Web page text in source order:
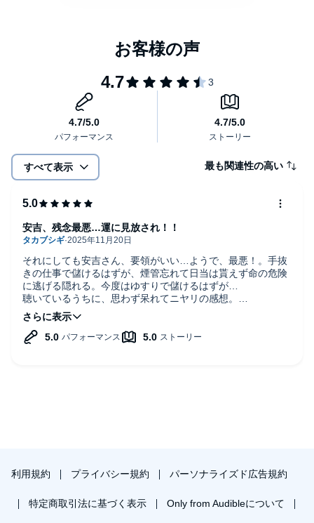
すべて表示 最も関連性の高い
それにしても安吉さん、要領がいい…ようで、最悪！。手抜
きの仕事で儲けるはずが、煙管忘れて日当は貰えず命の危険
に逃げる隠れる。今度はゆすりで儲けるはずが…
聴いているうちに、思わず呆れてニヤリの感想。
残念なのは、今回の半七さん声が若すぎ！。同心の直下部下
なので一番若い時でも40歳前後だったはず。
そこがチョットガッカリ…
安吉、残念最悪…運に見放され！！
利用規約 プライバシー規約 パーソナライズド広告規約
特定商取引法に基づく表示 Only from Audibleについて